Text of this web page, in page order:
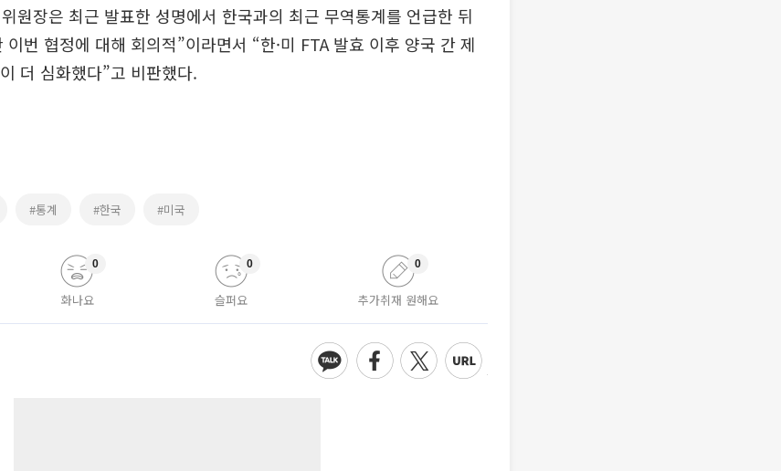
원장은 최근 발표한 성명에서 한국과의 최근 무역통계를 언급한 뒤
번 협정에 대해 회의적”이라면서 “한·미 FTA 발효 이후 양국 간 제
더 심화했다”고 비판했다.
#통계 #한국 #미국
화나요
0
슬퍼요
0
추가취재 원해요
0